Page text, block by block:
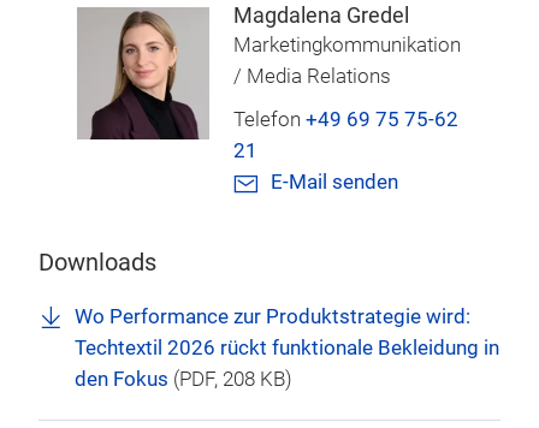
Magdalena Gredel
Marketingkommunikation
/ Media Relations
Telefon +49 69 75 75-62
21
E-Mail senden
Downloads
Wo Performance zur Produktstrategie wird:
Techtextil 2026 rückt funktionale Bekleidung in
den Fokus (PDF, 208 KB)